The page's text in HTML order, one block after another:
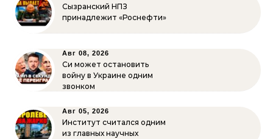
Сызранский НПЗ
принадлежит «Роснефти»
Авг 08, 2026
Си может остановить
войну в Украине одним
звонком
Авг 05, 2026
Институт считался одним
из главных научных